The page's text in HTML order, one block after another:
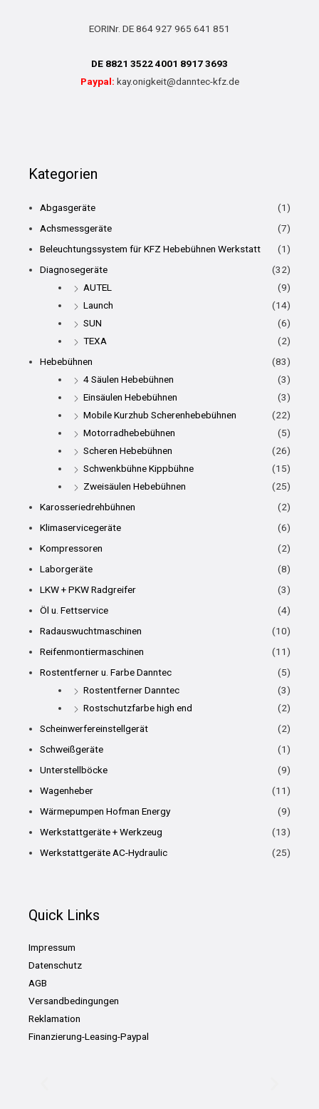
EORINr. DE 864 927 965 641 851
DE 8821 3522 4001 8917 3693
Paypal: kay.onigkeit@danntec-kfz.de
Kategorien
Abgasgeräte
(1)
Achsmessgeräte
(7)
Beleuchtungssystem für KFZ Hebebühnen Werkstatt
(1)
Diagnosegeräte
(32)
AUTEL
(9)
Launch
(14)
SUN
(6)
TEXA
(2)
Hebebühnen
(83)
4 Säulen Hebebühnen
(3)
Einsäulen Hebebühnen
(3)
Mobile Kurzhub Scherenhebebühnen
(22)
Motorradhebebühnen
(5)
Scheren Hebebühnen
(26)
Schwenkbühne Kippbühne
(15)
Zweisäulen Hebebühnen
(25)
Karosseriedrehbühnen
(2)
Klimaservicegeräte
(6)
Kompressoren
(2)
Laborgeräte
(8)
LKW + PKW Radgreifer
(3)
Öl u. Fettservice
(4)
Radauswuchtmaschinen
(10)
Reifenmontiermaschinen
(11)
Rostentferner u. Farbe Danntec
(5)
Rostentferner Danntec
(3)
Rostschutzfarbe high end
(2)
Scheinwerfereinstellgerät
(2)
Schweißgeräte
(1)
Unterstellböcke
(9)
Wagenheber
(11)
Wärmepumpen Hofman Energy
(9)
Werkstattgeräte + Werkzeug
(13)
Werkstattgeräte AC-Hydraulic
(25)
Quick Links
Impressum
Datenschutz
AGB
Versandbedingungen
Reklamation
Finanzierung-Leasing-Paypal